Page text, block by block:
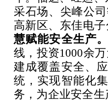
采石场、尖峰公
高新区、东佳电
慧赋能安全生产。
线，投资1000余
建成覆盖安全、
统，实现智能化
务，为企业安全